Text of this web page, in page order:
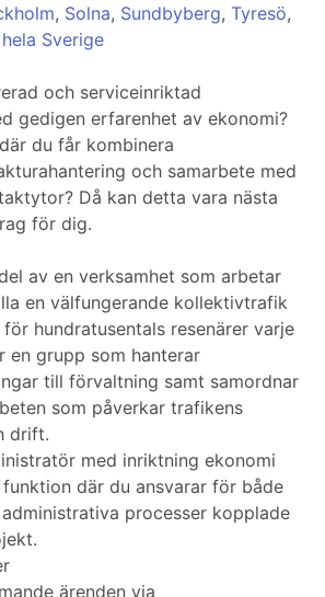
, Solna, Sundbyberg, Tyresö,
hela Sverige
och serviceinriktad
gedigen erfarenhet av ekonomi?
du får kombinera
och samarbete med
Då kan detta vara nästa
för dig.
av en verksamhet som arbetar
en välfungerande kollektivtrafik
hundratusentals resenärer varje
en grupp som hanterar
till förvaltning samt samordnar
som påverkar trafikens
drift.
med inriktning ekonomi
där du ansvarar för både
processer kopplade
ärenden via